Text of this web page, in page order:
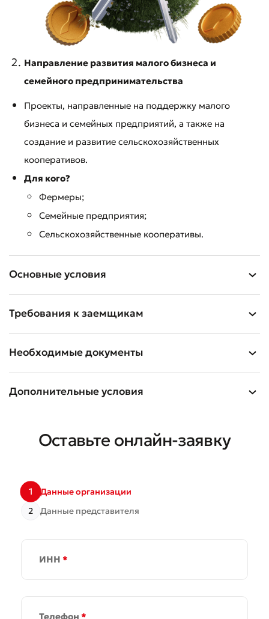
Оцените качество обслуживания
Направление развития малого бизнеса и
семейного предпринимательства
Проекты, направленные на поддержку малого
бизнеса и семейных предприятий, а также на
создание и развитие сельскохозяйственных
кооперативов.
Для кого?
Фермеры;
Семейные предприятия;
Сельскохозяйственные кооперативы.
Основные условия
Требования к заемщикам
Необходимые документы
Дополнительные условия
Оставьте онлайн-заявку
1
Данные организации
2
Данные представителя
ИНН *
Телефон *